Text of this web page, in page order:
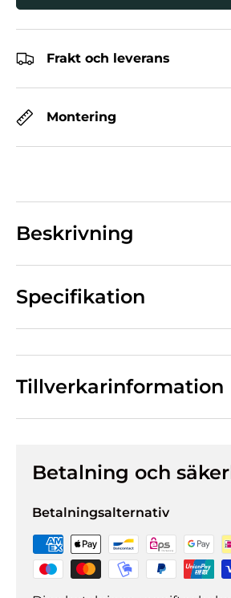
Frakt och leverans
Montering
Beskrivning
Specifikation
Tillverkarinformation
Betalning och
Betalningsalternativ